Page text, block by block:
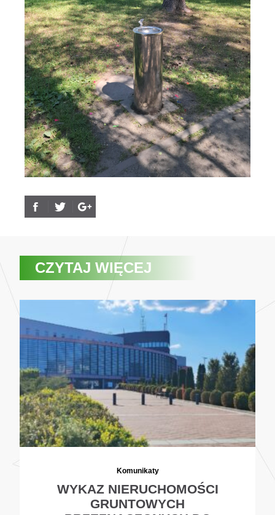
CZYTAJ WIĘCEJ
Komunikaty
WYKAZ NIERUCHOMOŚCI
GRUNTOWYCH